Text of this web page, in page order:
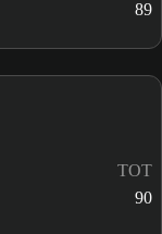
89
TOT
90